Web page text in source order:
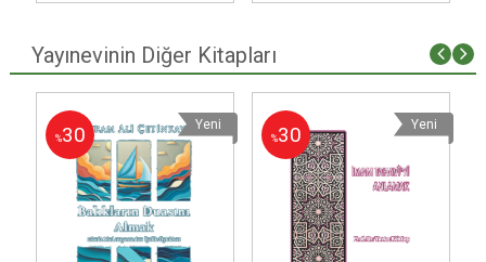
Yayınevinin Diğer Kitapları
%30 Yeni
%30 Yeni